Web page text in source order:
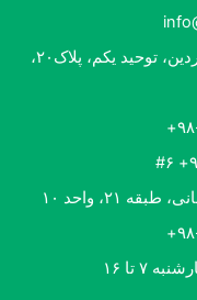
دفتر مرکزی : شهرک غرب، بلوار خوردین، توحید یکم، پلاک۲۰،
۲۱، واحد ۱۰
تا ۱۶